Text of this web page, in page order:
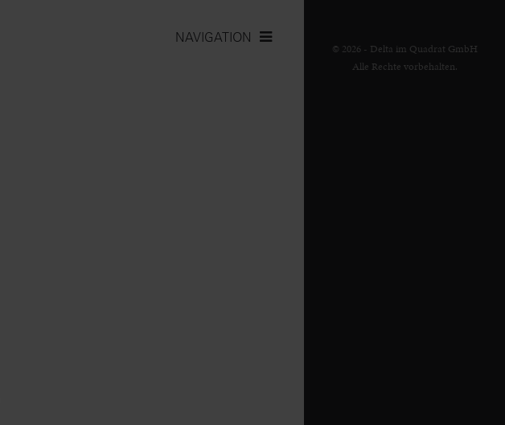
NAVIGATION
© 2026 - Delta im Quadrat GmbH
Alle Rechte vorbehalten.